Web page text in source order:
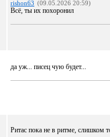
rishon63 (09.05.2026 20:59)
Всё, ты их похоронил
да уж... писец чую будет...
Ритас пока не в ритме, слишком